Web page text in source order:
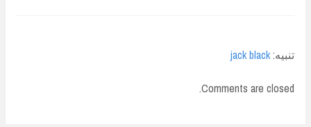
تنبيه:jack black
Comments are closed.